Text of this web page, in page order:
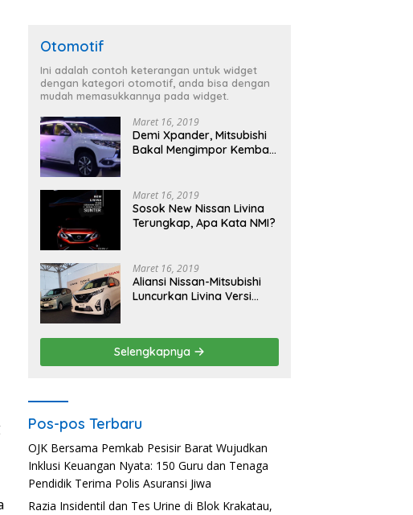
Otomotif
Ini adalah contoh keterangan untuk widget
dengan kategori otomotif, anda bisa dengan
mudah memasukkannya pada widget.
Maret 16, 2019
Demi Xpander, Mitsubishi
Bakal Mengimpor Kembali
Maret 16, 2019
Sosok New Nissan Livina
Terungkap, Apa Kata NMI?
Maret 16, 2019
Aliansi Nissan-Mitsubishi
Luncurkan Livina Versi
Selengkapnya
Pos-pos Terbaru
OJK Bersama Pemkab Pesisir Barat Wujudkan
Inklusi Keuangan Nyata: 150 Guru dan Tenaga
Pendidik Terima Polis Asuransi Jiwa
Razia Insidentil dan Tes Urine di Blok Krakatau,